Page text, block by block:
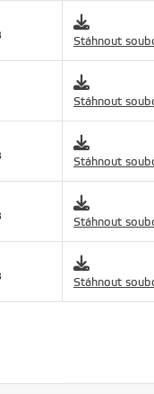
Stáhnout
Stáhnout
Stáhnout
Stáhnout
Stáhnout